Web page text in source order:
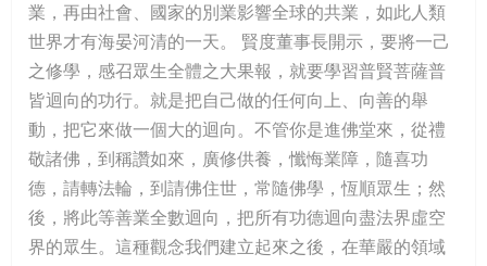
業，再由社會、國家的別業影響全球的共業，如此人類
世界才有海晏河清的一天。 賢度董事長開示，要將一己
之修學，感召眾生全體之大果報，就要學習普賢菩薩普
皆迴向的功行。就是把自己做的任何向上、向善的舉
動，把它來做一個大的迴向。不管你是進佛堂來，從禮
敬諸佛，到稱讚如來，廣修供養，懺悔業障，隨喜功
德，請轉法輪，到請佛住世，常隨佛學，恆順眾生；然
後，將此等善業全數迴向，把所有功德迴向盡法界虛空
界的眾生。這種觀念我們建立起來之後，在華嚴的領域